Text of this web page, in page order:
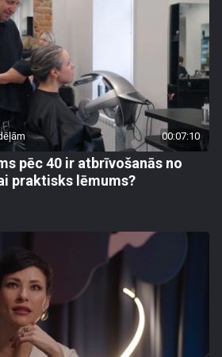
00:07:10
pēc 40 ir atbrīvošanās no
praktisks lēmums?